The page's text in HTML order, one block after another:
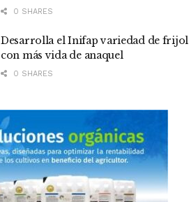
0 SHARES
Desarrolla el Inifap variedad de frijol
con más vida de anaquel
0 SHARES